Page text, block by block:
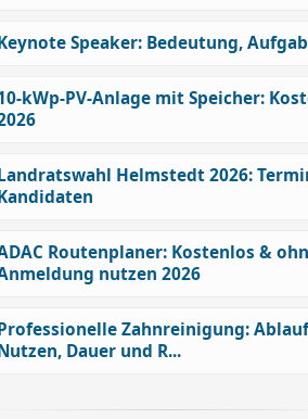
Speaker: Bedeutung,
kWp-PV-Anlage mit Speicher:
Helmstedt 2026:
Routenplaner: Kostenlos &
nutzen 2026
Zahnreinigung:
Dauer und R...